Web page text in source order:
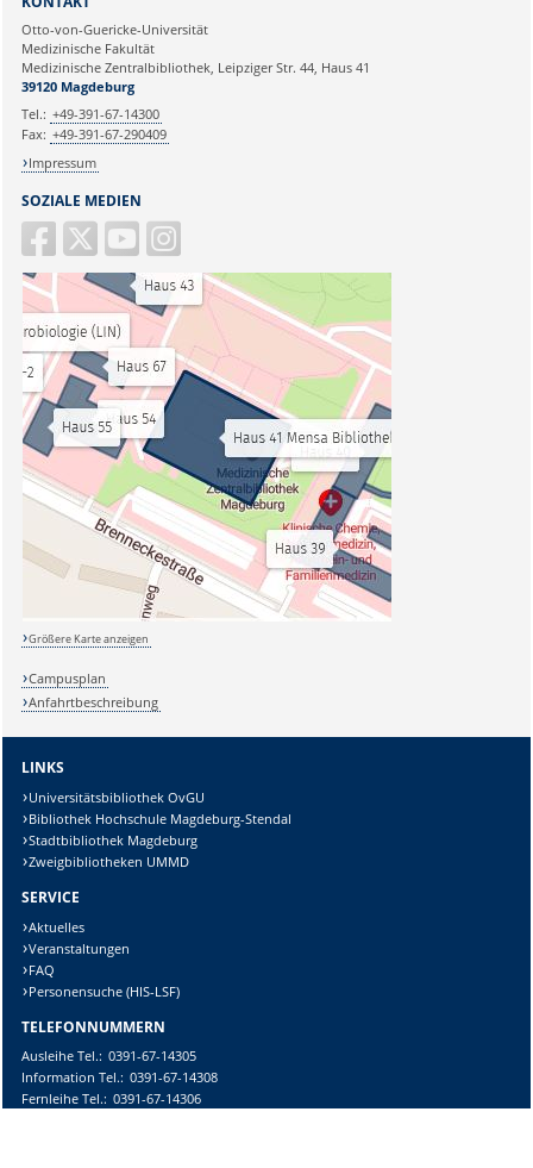
SOZIALE MEDIEN
Otto-von-Guericke-Universität
Medizinische Fakultät
Medizinische Zentralbibliothek, Leipziger Str. 44, Haus 41
39120 Magdeburg
Tel.: +49-391-67-14300
Fax: +49-391-67-290409
Impressum
Größere Karte anzeigen
Campusplan
Anfahrtbeschreibung
LINKS
Universitätsbibliothek OvGU
Bibliothek Hochschule Magdeburg-Stendal
Stadtbibliothek Magdeburg
Zweigbibliotheken UMMD
SERVICE
Aktuelles
Veranstaltungen
FAQ
Personensuche (HIS-LSF)
TELEFONNUMMERN
AusleiheTel.: 0391-67-14305
Information Tel.: 0391-67-14308
FernleiheTel.: 0391-67-14306